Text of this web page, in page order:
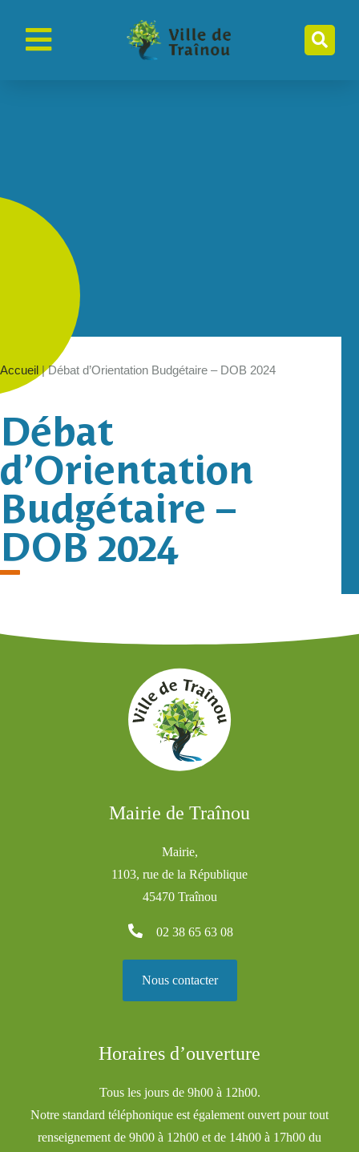
Accueil |Débat d’Orientation Budgétaire – DOB 2024
Débat
d’Orientation
Budgétaire –
DOB 2024
Mairie de Traînou
Mairie,
1103, rue de la République
45470 Traînou
02 38 65 63 08
Nous contacter
Horaires d’ouverture
Tous les jours de 9h00 à 12h00.
Notre standard téléphonique est également ouvert pour tout
renseignement de 9h00 à 12h00 et de 14h00 à 17h00 du